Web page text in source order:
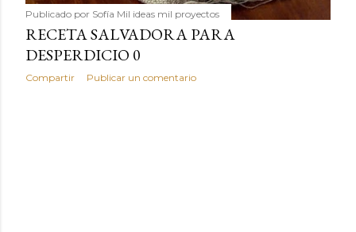
Publicado por Sofía Mil ideas mil proyectos
RECETA SALVADORA PARA
DESPERDICIO 0
Compartir Publicar un comentario